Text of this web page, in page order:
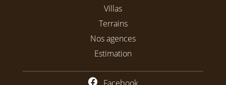
Villas
Terrains
Nos agences
Estimation